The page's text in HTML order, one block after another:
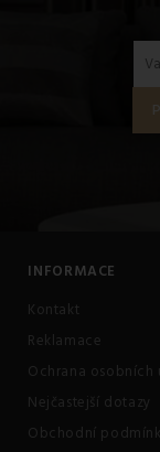
INFORMACE
Kontakt
Reklamace
Ochrana osobních
Nejčastejší dotazy
Obchodní